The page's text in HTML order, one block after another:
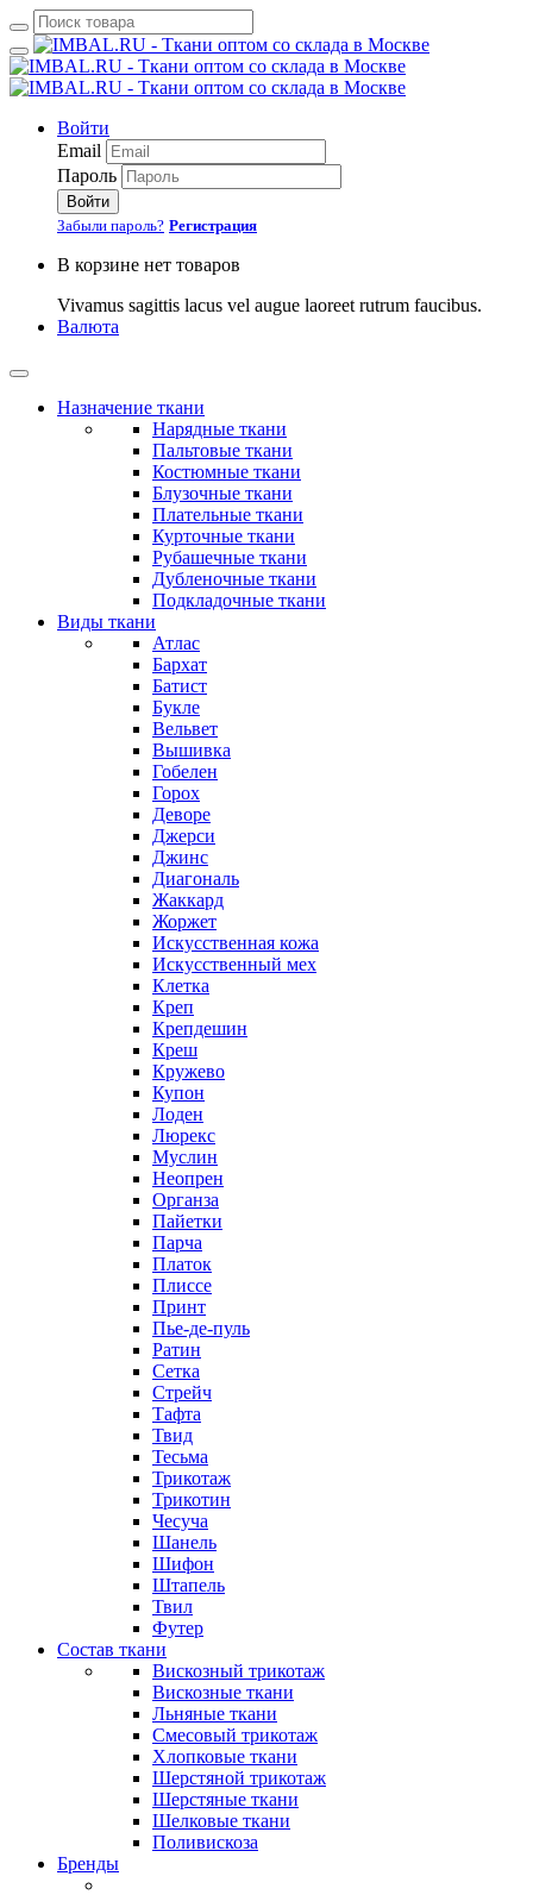
Войти
Email
Пароль
Войти
Забыли пароль? Регистрация
В корзине нет товаров
Vivamus sagittis lacus vel augue laoreet rutrum faucibus.
Валюта
Назначение ткани
Нарядные ткани
Пальтовые ткани
Костюмные ткани
Блузочные ткани
Плательные ткани
Курточные ткани
Рубашечные ткани
Дубленочные ткани
Подкладочные ткани
Виды ткани
Атлас
Бархат
Батист
Букле
Вельвет
Вышивка
Гобелен
Горох
Деворе
Джерси
Джинс
Диагональ
Жаккард
Жоржет
Искусственная кожа
Искусственный мех
Клетка
Креп
Крепдешин
Креш
Кружево
Купон
Лоден
Люрекс
Муслин
Неопрен
Органза
Пайетки
Парча
Платок
Плиссе
Принт
Пье-де-пуль
Ратин
Сетка
Стрейч
Тафта
Твид
Тесьма
Трикотаж
Трикотин
Чесуча
Шанель
Шифон
Штапель
Твил
Футер
Состав ткани
Вискозный трикотаж
Вискозные ткани
Льняные ткани
Смесовый трикотаж
Хлопковые ткани
Шерстяной трикотаж
Шерстяные ткани
Шелковые ткани
Поливискоза
Бренды